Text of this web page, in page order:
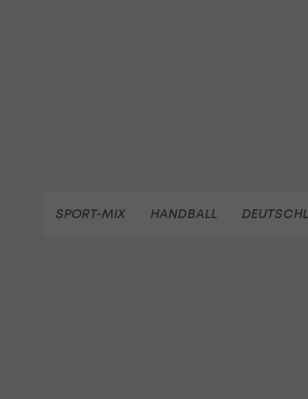
SPORT-MIX HANDBALL